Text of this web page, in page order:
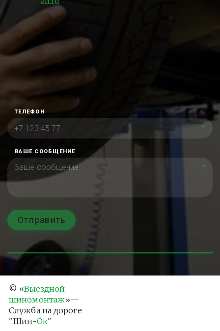
ТЕЛЕФОН
*
ВАШЕ СООБЩЕНИЕ
*
Отправить
© «Выездной
шиномонтаж»—
Служба на дороге
"Шин-Ок"